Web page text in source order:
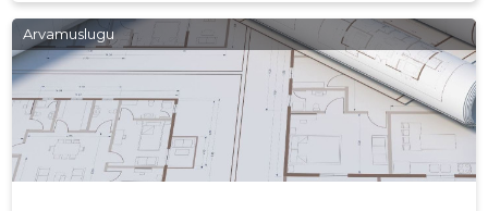
Arvamuslugu